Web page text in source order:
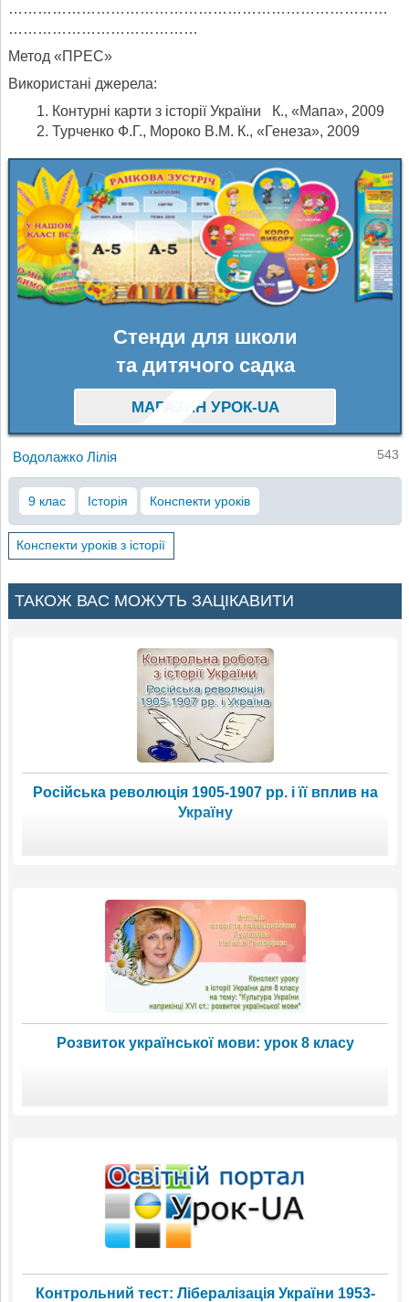
……………………………………………………………………
…………………………………
Метод «ПРЕС»
Використані джерела:
Контурні карти з історії України К., «Мапа», 2009
Турченко Ф.Г., Мороко В.М. К., «Генеза», 2009
Стенди для школи
та дитячого садка
МАГАЗИН УРОК-UA
Водолажко Лілія 543
9 клас Історія Конспекти уроків
Конспекти уроків з історії
ТАКОЖ ВАС МОЖУТЬ ЗАЦІКАВИТИ
Російська революція 1905-1907 рр. і її вплив на
Україну
Розвиток української мови: урок 8 класу
Контрольний тест: Лібералізація України 1953-